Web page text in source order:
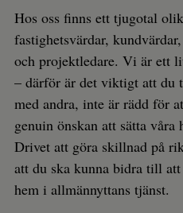
Hos oss finns ett tjugotal
fastighetsvärdar,
och projektledare. Vi är ett
– därför är det viktigt att du
med andra, inte är rädd för
genuin önskan att sätta våra
Drivet att göra skillnad på
att du ska kunna bidra till
hem i allmännyttans tjänst.